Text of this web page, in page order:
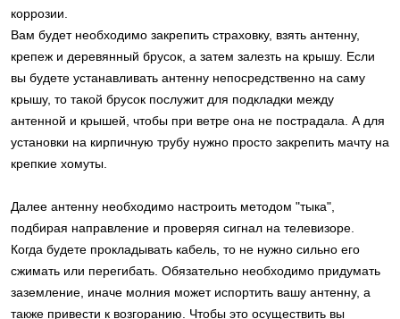
коррозии.
Вам будет необходимо закрепить страховку, взять антенну,
крепеж и деревянный брусок, а затем залезть на крышу. Если
вы будете устанавливать антенну непосредственно на саму
крышу, то такой брусок послужит для подкладки между
антенной и крышей, чтобы при ветре она не пострадала. А для
установки на кирпичную трубу нужно просто закрепить мачту на
крепкие хомуты.
Далее антенну необходимо настроить методом "тыка",
подбирая направление и проверяя сигнал на телевизоре.
Когда будете прокладывать кабель, то не нужно сильно его
сжимать или перегибать. Обязательно необходимо придумать
заземление, иначе молния может испортить вашу антенну, а
также привести к возгоранию. Чтобы это осуществить вы